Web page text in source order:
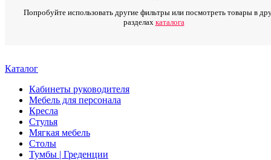
Попробуйте использовать другие фильтры или посмотреть товары в
разделах каталога
Каталог
Кабинеты руководителя
Мебель для персонала
Кресла
Стулья
Мягкая мебель
Столы
Тумбы | Греденции